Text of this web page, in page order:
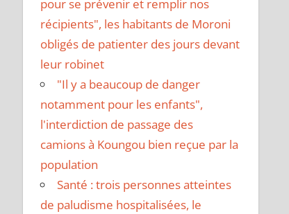
pour se prévenir et remplir nos
récipients", les habitants de Moroni
obligés de patienter des jours devant
leur robinet
"Il y a beaucoup de danger
notamment pour les enfants",
l'interdiction de passage des
camions à Koungou bien reçue par la
population
Santé : trois personnes atteintes
de paludisme hospitalisées, le